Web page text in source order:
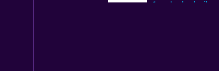
1 punto de alquiler